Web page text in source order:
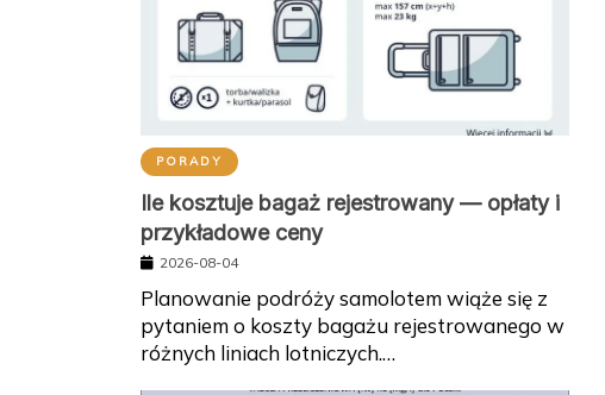
PORADY
Ile kosztuje bagaż rejestrowany — opłaty i
przykładowe ceny
2026-08-04
Planowanie podróży samolotem wiąże się z
pytaniem o koszty bagażu rejestrowanego w
różnych liniach lotniczych.…